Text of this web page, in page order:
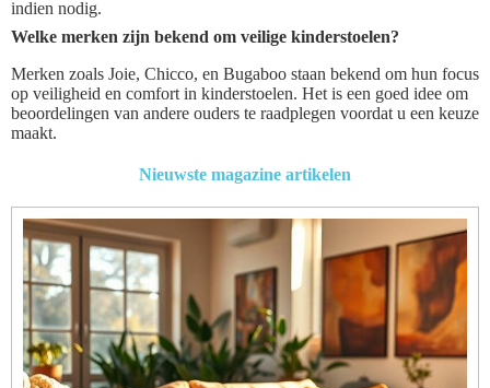
indien nodig.
Welke merken zijn bekend om veilige kinderstoelen?
Merken zoals Joie, Chicco, en Bugaboo staan bekend om hun focus
op veiligheid en comfort in kinderstoelen. Het is een goed idee om
beoordelingen van andere ouders te raadplegen voordat u een keuze
maakt.
Nieuwste magazine artikelen